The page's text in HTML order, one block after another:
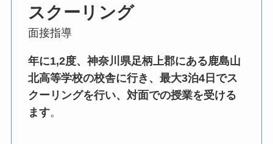
スクーリング
面接指導
年に1,2度、神奈川県足柄上郡にある鹿島山
北高等学校の校舎に行き、最大3泊4日でス
クーリングを行い、対面での授業を受ける
ます。